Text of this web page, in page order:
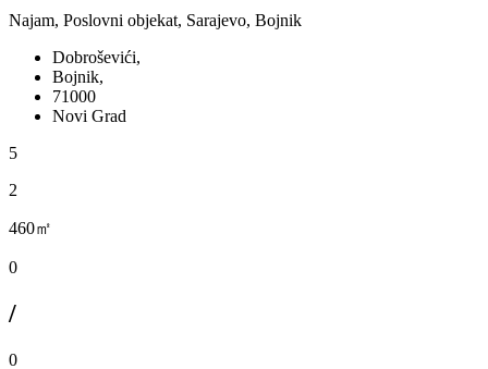
Najam, Poslovni objekat, Sarajevo, Bojnik
Dobroševići,
Bojnik,
71000
Novi Grad
5
2
460㎡
0
/
0